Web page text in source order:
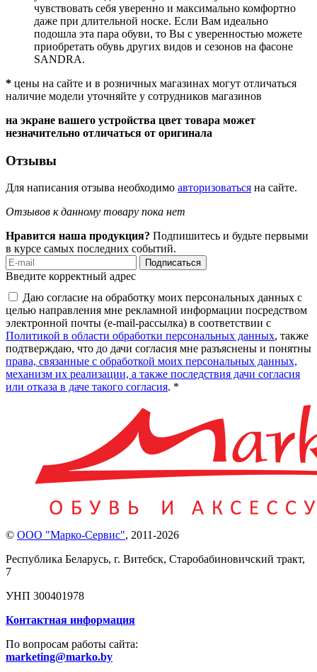
чувствовать себя уверенно и максимально комфортно
даже при длительной носке. Если Вам идеально
подошла эта пара обуви, то Вы с уверенностью можете
приобретать обувь других видов и сезонов на фасоне
SANDRA.
* цены на сайте и в розничных магазинах могут отличаться
наличие модели уточняйте у сотрудников магазинов
на экране вашего устройства цвет товара может
незначительно отличаться от оригинала
Отзывы
Для написания отзыва необходимо авторизоваться на сайте.
Отзывов к данному товару пока нет
Нравится наша продукция? Подпишитесь и будьте первыми
в курсе самых последних событий.
Подписаться
Введите корректный адрес
Даю согласие на обработку моих персональных данных с
целью направления мне рекламной информации посредством
электронной почты (e-mail-рассылка) в соответствии с
Политикой в области обработки персональных данных, также
подтверждаю, что до дачи согласия мне разъяснены и понятны
права, связанные с обработкой моих персональных данных,
механизм их реализации, а также последствия дачи согласия
или отказа в даче такого согласия. *
© ООО "Марко-Сервис", 2011-2026
Республика Беларусь, г. Витебск, Старобабиновичский тракт,
7
УНП 300401978
Контактная информация
По вопросам работы сайта:
marketing@marko.by